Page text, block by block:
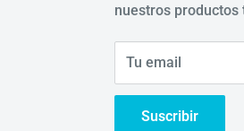
nuestros
Tu email
Suscribir